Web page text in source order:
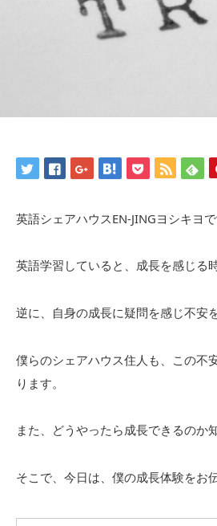
英語シェアハウスEN-JINGヨシキヨで
英語学習していると、成長を感じる時
逆に、自身の成長に疑問を感じ不安
僕らのシェアハウス住人も、この不
ります。
また、どうやったら成長できるのか
そこで、今日は、僕の成長体験をお
ENGLISH